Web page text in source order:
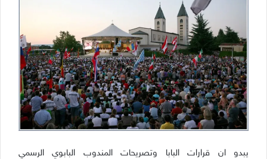
يبدو ان قرارات البابا وتصريحات المندوب البابوي الرسمي